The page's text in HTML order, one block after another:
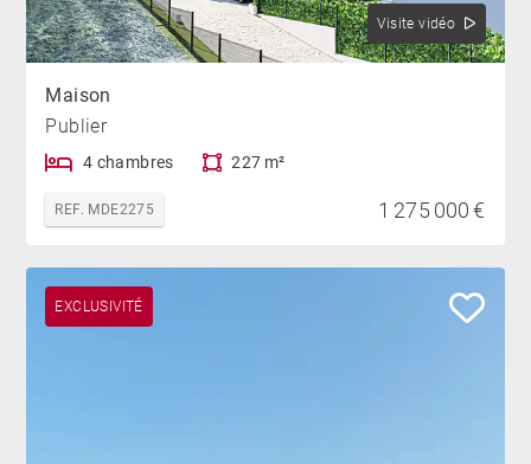
Visite vidéo
Maison
Publier
4 chambres 227 m²
REF. MDE2275 1 275 000 €
EXCLUSIVITÉ